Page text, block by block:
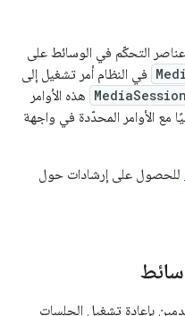
التحكّم في الوسائط على
في النظام أمر تشغيل إلى
MediaSession هذه الأوامر
مع الأوامر المحدّدة في واجهة
للحصول على إرشادات حول
بإعادة تشغيل الجلسات